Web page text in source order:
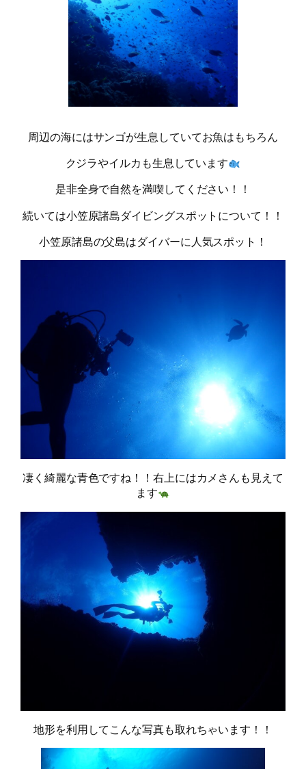
周辺の海にはサンゴが生息していてお魚はもちろん
クジラやイルカも生息しています
是非全身で自然を満喫してください！！
続いては小笠原諸島ダイビングスポットについて！！
小笠原諸島の父島はダイバーに人気スポット！
凄く綺麗な青色ですね！！右上にはカメさんも見えて
ます
地形を利用してこんな写真も取れちゃいます！！